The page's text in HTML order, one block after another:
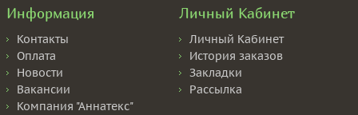
Информация
Контакты
Оплата
Новости
Вакансии
Компания "Аннатекс"
Личный Кабинет
Личный Кабинет
История заказов
Закладки
Рассылка